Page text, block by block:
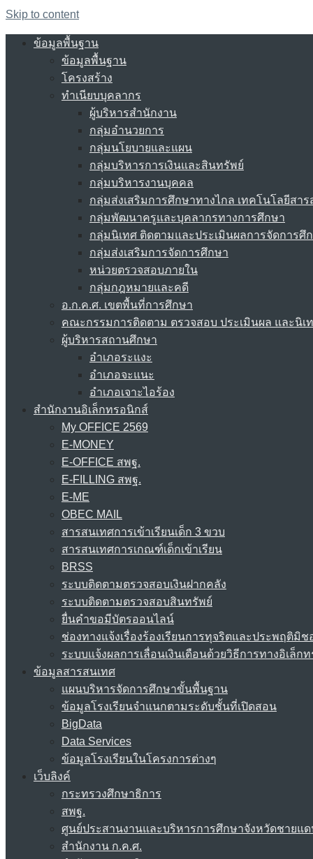
Skip to content
ข้อมูลพื้นฐาน
ข้อมูลพื้นฐาน
โครงสร้าง
ทำเนียบบุคลากร
ผู้บริหารสำนักงาน
กลุ่มอำนวยการ
กลุ่มนโยบายและแผน
กลุ่มบริหารการเงินและสินทรัพย์
กลุ่มบริหารงานบุคคล
กลุ่มส่งเสริมการศึกษาทางไกล เทคโนโลยีสา
กลุ่มพัฒนาครูและบุคลากรทางการศึกษา
กลุ่มนิเทศ ติดตามและประเมินผลการจัดการศึ
กลุ่มส่งเสริมการจัดการศึกษา
หน่วยตรวจสอบภายใน
กลุ่มกฎหมายและคดี
อ.ก.ค.ศ. เขตพื้นที่การศึกษา
คณะกรรมการติดตาม ตรวจสอบ ประเมินผล และนิเ
ผู้บริหารสถานศึกษา
อำเภอระแงะ
อำเภอจะแนะ
อำเภอเจาะไอร้อง
สำนักงานอิเล็กทรอนิกส์
My OFFICE 2569
E-MONEY
E-OFFICE สพฐ.
E-FILLING สพฐ.
E-ME
OBEC MAIL
สารสนเทศการเข้าเรียนเด็ก 3 ขวบ
สารสนเทศการเกณฑ์เด็กเข้าเรียน
BRSS
ระบบติดตามตรวจสอบเงินฝากคลัง
ระบบติดตามตรวจสอบสินทรัพย์
ยื่นคำขอมีบัตรออนไลน์
ช่องทางแจ้งเรื่องร้องเรียนการทุจริตและประพฤติมิช
ระบบแจ้งผลการเลื่อนเงินเดือนด้วยวิธีการทางอิเล็ก
ข้อมูลสารสนเทศ
แผนบริหารจัดการศึกษาขั้นพื้นฐาน
ข้อมูลโรงเรียนจำแนกตามระดับชั้นที่เปิดสอน
BigData
Data Services
ข้อมูลโรงเรียนในโครงการต่างๆ
เว็บลิงค์
กระทรวงศึกษาธิการ
สพฐ.
ศูนย์ประสานงานและบริหารการศึกษาจังหวัดชายแ
สำนักงาน ก.ค.ศ.